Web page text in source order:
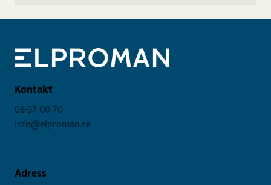
Kontakt
08-97 00 70
info@elproman.se
Adress